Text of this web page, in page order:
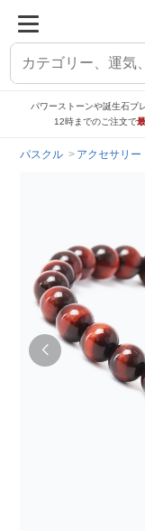
パワーストーンや誕生石ブ
12時までのご注文で
パスクル アクセサリー